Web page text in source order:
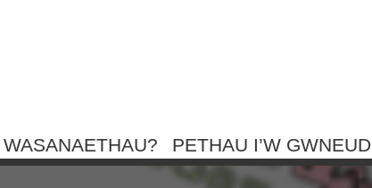
PETHAU I’W GWNEUD